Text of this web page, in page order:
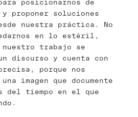
posicionarnos de
proponer soluciones
nuestra práctica. No
en lo estéril,
trabajo se
discurso y cuenta con
porque nos
imagen que documente
del tiempo en el que